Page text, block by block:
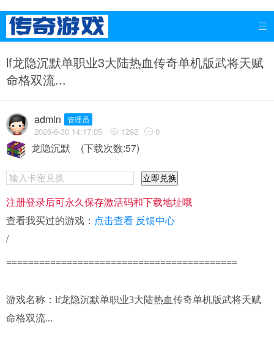

lf龙隐沉默单职业3大陆热血传奇单机版武将天赋
命格双流...
admin 管理员
2026-6-30 14:17:05  1292  0
龙隐沉默 (下载次数:57)
立即兑换
注册登录后可永久保存激活码和下载地址哦
查看我买过的游戏： 点击查看 反馈中心
/
==========================================
游戏名称： lf龙隐沉默单职业3大陆热血传奇单机版武将天赋
命格双流...